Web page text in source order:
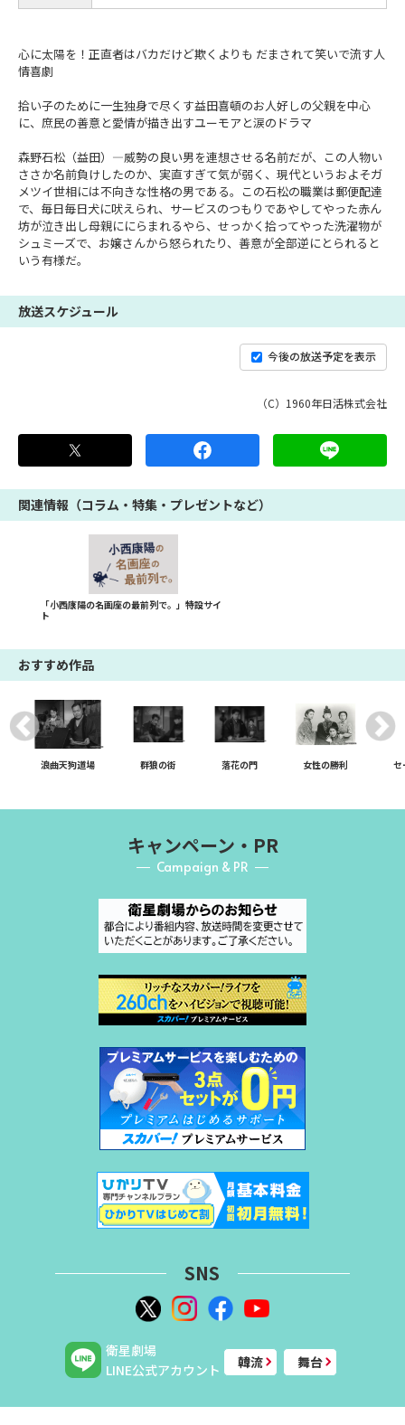
心に太陽を！正直者はバカだけど欺くよりも だまされて笑いで流す人
情喜劇
拾い子のために一生独身で尽くす益田喜頓のお人好しの父親を中心
に、庶民の善意と愛情が描き出すユーモアと涙のドラマ
森野石松（益田）―威勢の良い男を連想させる名前だが、この人物い
ささか名前負けしたのか、実直すぎて気が弱く、現代というおよそガ
メツイ世相には不向きな性格の男である。この石松の職業は郵便配達
で、毎日毎日犬に吠えられ、サービスのつもりであやしてやった赤ん
坊が泣き出し母親ににらまれるやら、せっかく拾ってやった洗濯物が
シュミーズで、お嬢さんから怒られたり、善意が全部逆にとられると
いう有様だ。
放送スケジュール
今後の放送予定を表示
（C）1960年日活株式会社
関連情報（コラム・特集・プレゼントなど）
「小西康陽の名画座の最前列で。」特設サイ
ト
おすすめ作品
浪曲天狗道場 群狼の街 落花の門 女性の勝利 セ
キャンペーン・PR
Campaign & PR
SNS
衛星劇場
LINE公式アカウント
韓流 舞台